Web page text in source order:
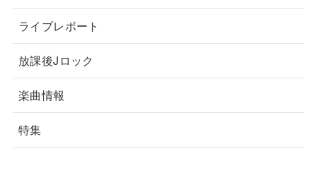
ライブレポート
放課後Jロック
楽曲情報
特集